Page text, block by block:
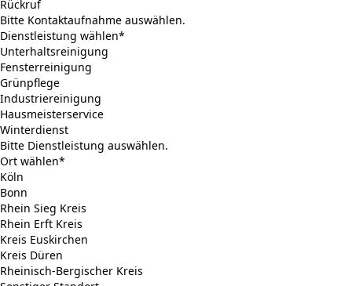
Rückruf
Bitte Kontaktaufnahme auswählen.
Dienstleistung wählen*
Unterhaltsreinigung
Fensterreinigung
Grünpflege
Industriereinigung
Hausmeisterservice
Winterdienst
Bitte Dienstleistung auswählen.
Ort wählen*
Köln
Bonn
Rhein Sieg Kreis
Rhein Erft Kreis
Kreis Euskirchen
Kreis Düren
Rheinisch-Bergischer Kreis